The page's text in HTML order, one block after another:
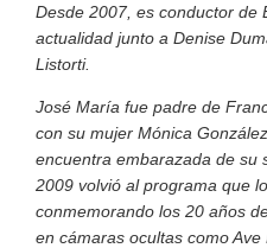
Desde 2007, es conductor de
actualidad junto a Denise
Listorti.
José María fue padre de
con su mujer Mónica
encuentra embarazada de su
2009 volvió al programa que
conmemorando los 20 años
en cámaras ocultas como Ave